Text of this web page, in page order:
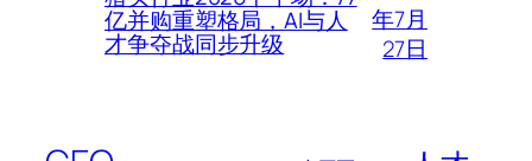
亿并购重塑格局，AI与人
才争夺战同步升级
年7月
27日